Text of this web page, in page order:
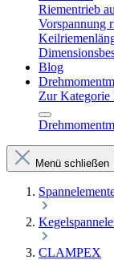
Riementrieb
Vorspannung
Blog
Zur Kategorie
Menü schließen
CLAMPEX